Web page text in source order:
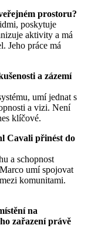
prostoru?
poskytuje
aktivity a má
Jeho práce má
a zázemí
umí jednat s
a vizi. Není
klíčové.
Cavali přinést do
a schopnost
umí spojovat
komunitami.
na
zařazení právě